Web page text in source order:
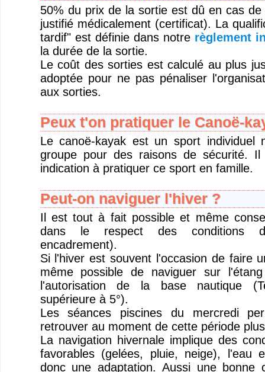
50% du prix de la sortie est dû en cas
justifié médicalement (certificat). La
tardif" est définie dans notre règlement
la durée de la sortie.
Le coût des sorties est calculé au plus
adoptée pour ne pas pénaliser
aux sorties.
Peux t'on pratiquer le Canoë-
Le canoë-kayak est un sport individuel
groupe pour des raisons de sécurité.
indication à pratiquer ce sport en famille.
Peut-on naviguer l'hiver ?
Il est tout à fait possible et même
dans le respect des conditions
encadrement).
Si l'hiver est souvent l'occasion de faire
même possible de naviguer sur
l'autorisation de la base nautique
supérieure à 5°).
Les séances piscines du mercredi
retrouver au moment de cette période
La navigation hivernale implique des
favorables (gelées, pluie, neige), l'eau
donc une adaptation. Aussi une bonne